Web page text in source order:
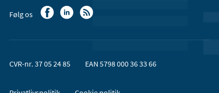
Følg os
CVR-nr. 37 05 24 85 EAN 5798 000 36 33 66